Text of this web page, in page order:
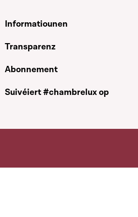
Informatiounen
Transparenz
Abonnement
Suivéiert #chambrelux op